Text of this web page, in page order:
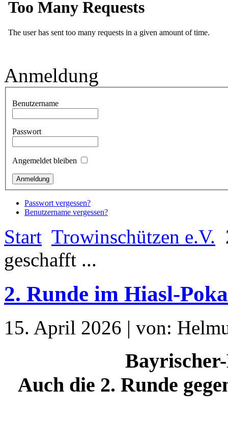
Anmeldung
Benutzername
Passwort
Angemeldet bleiben
Passwort vergessen?
Benutzername vergessen?
Start Trowinschützen e.V.
geschafft ...
2. Runde im Hiasl-
15. April 2026 | von:
Auch die 2. Runde